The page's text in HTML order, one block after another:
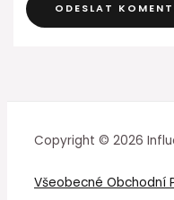
Copyright © 2026
Všeobecné Obchodní